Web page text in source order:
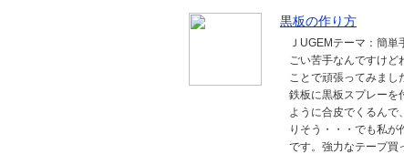
黒板の作り方
ＪUGEMテーマ：簡
ごい苦手なんですけど
ことで頑張ってみまし
鉄板に黒板スプレーを
ように合皮でくるんで
りそう・・・でも私
です。強力なテープ買